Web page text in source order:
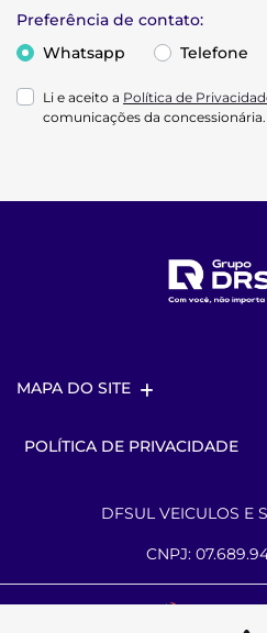
Preferência de contato:
Whatsapp
Telefone
Li e aceito a Política de
comunicações da concessionária.
MAPA DO SITE
POLÍTICA DE PRIVACIDADE
DFSUL VEICULOS E
CNPJ: